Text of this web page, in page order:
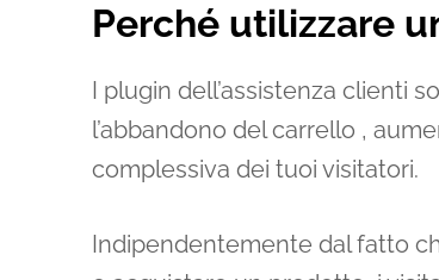
Perché utilizzare
I plugin dell’assistenza clienti
l’abbandono del carrello ,
complessiva dei tuoi visitatori.
Indipendentemente dal fatto